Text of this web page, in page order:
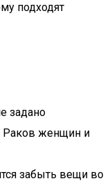
подходят
Раков женщин и